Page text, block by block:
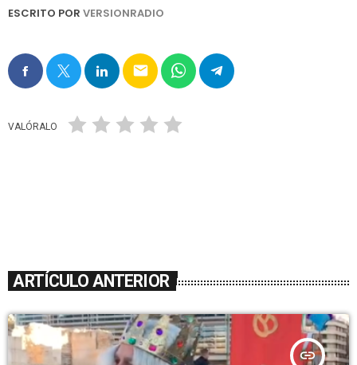
ESCRITO POR VERSIONRADIO
email
VALÓRALO
ARTÍCULO ANTERIOR
insert_link